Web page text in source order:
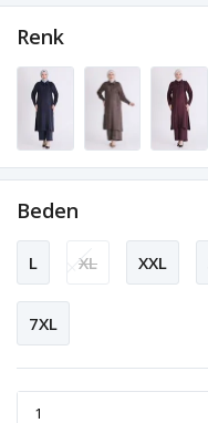
Renk
Beden
L XL XXL
7XL